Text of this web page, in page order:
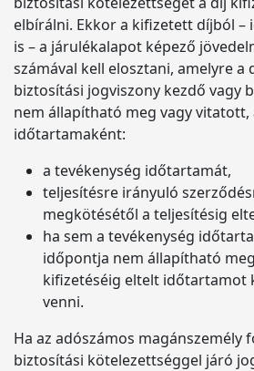
elbírálni. Ekkor a kifizetett díjból –
is – a járulékalapot képező
számával kell elosztani, amelyre a
biztosítási jogviszony kezdő vagy
nem állapítható meg vagy
időtartamaként:
a tevékenység időtartamát,
teljesítésre irányuló
megkötésétől a teljesítésig
ha sem a tevékenység
időpontja nem állapítható
kifizetéséig eltelt időtartamot
venni.
Ha az adószámos magánszemély
biztosítási kötelezettséggel járó